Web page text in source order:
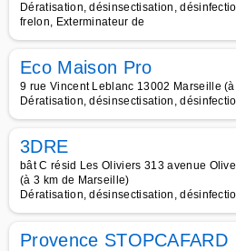
Dératisation, désinsectisation,
frelon, Exterminateur de
Eco Maison Pro
9 rue Vincent Leblanc 13002 Marseille
Dératisation, désinsectisation,
3DRE
bât C résid Les Oliviers 313 avenue
(à 3 km de Marseille)
Dératisation, désinsectisation,
Provence STOPCAFARD